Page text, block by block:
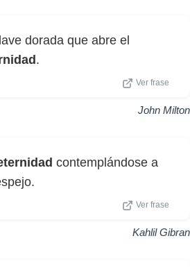
dorada que abre el
.
Ver frase
John Milton
contemplándose a
Ver frase
Kahlil Gibran